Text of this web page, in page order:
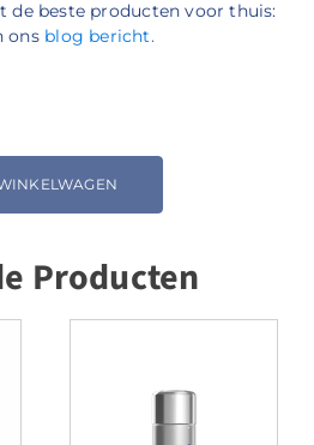
de beste producten voor thuis:
ons blog bericht.
Producten